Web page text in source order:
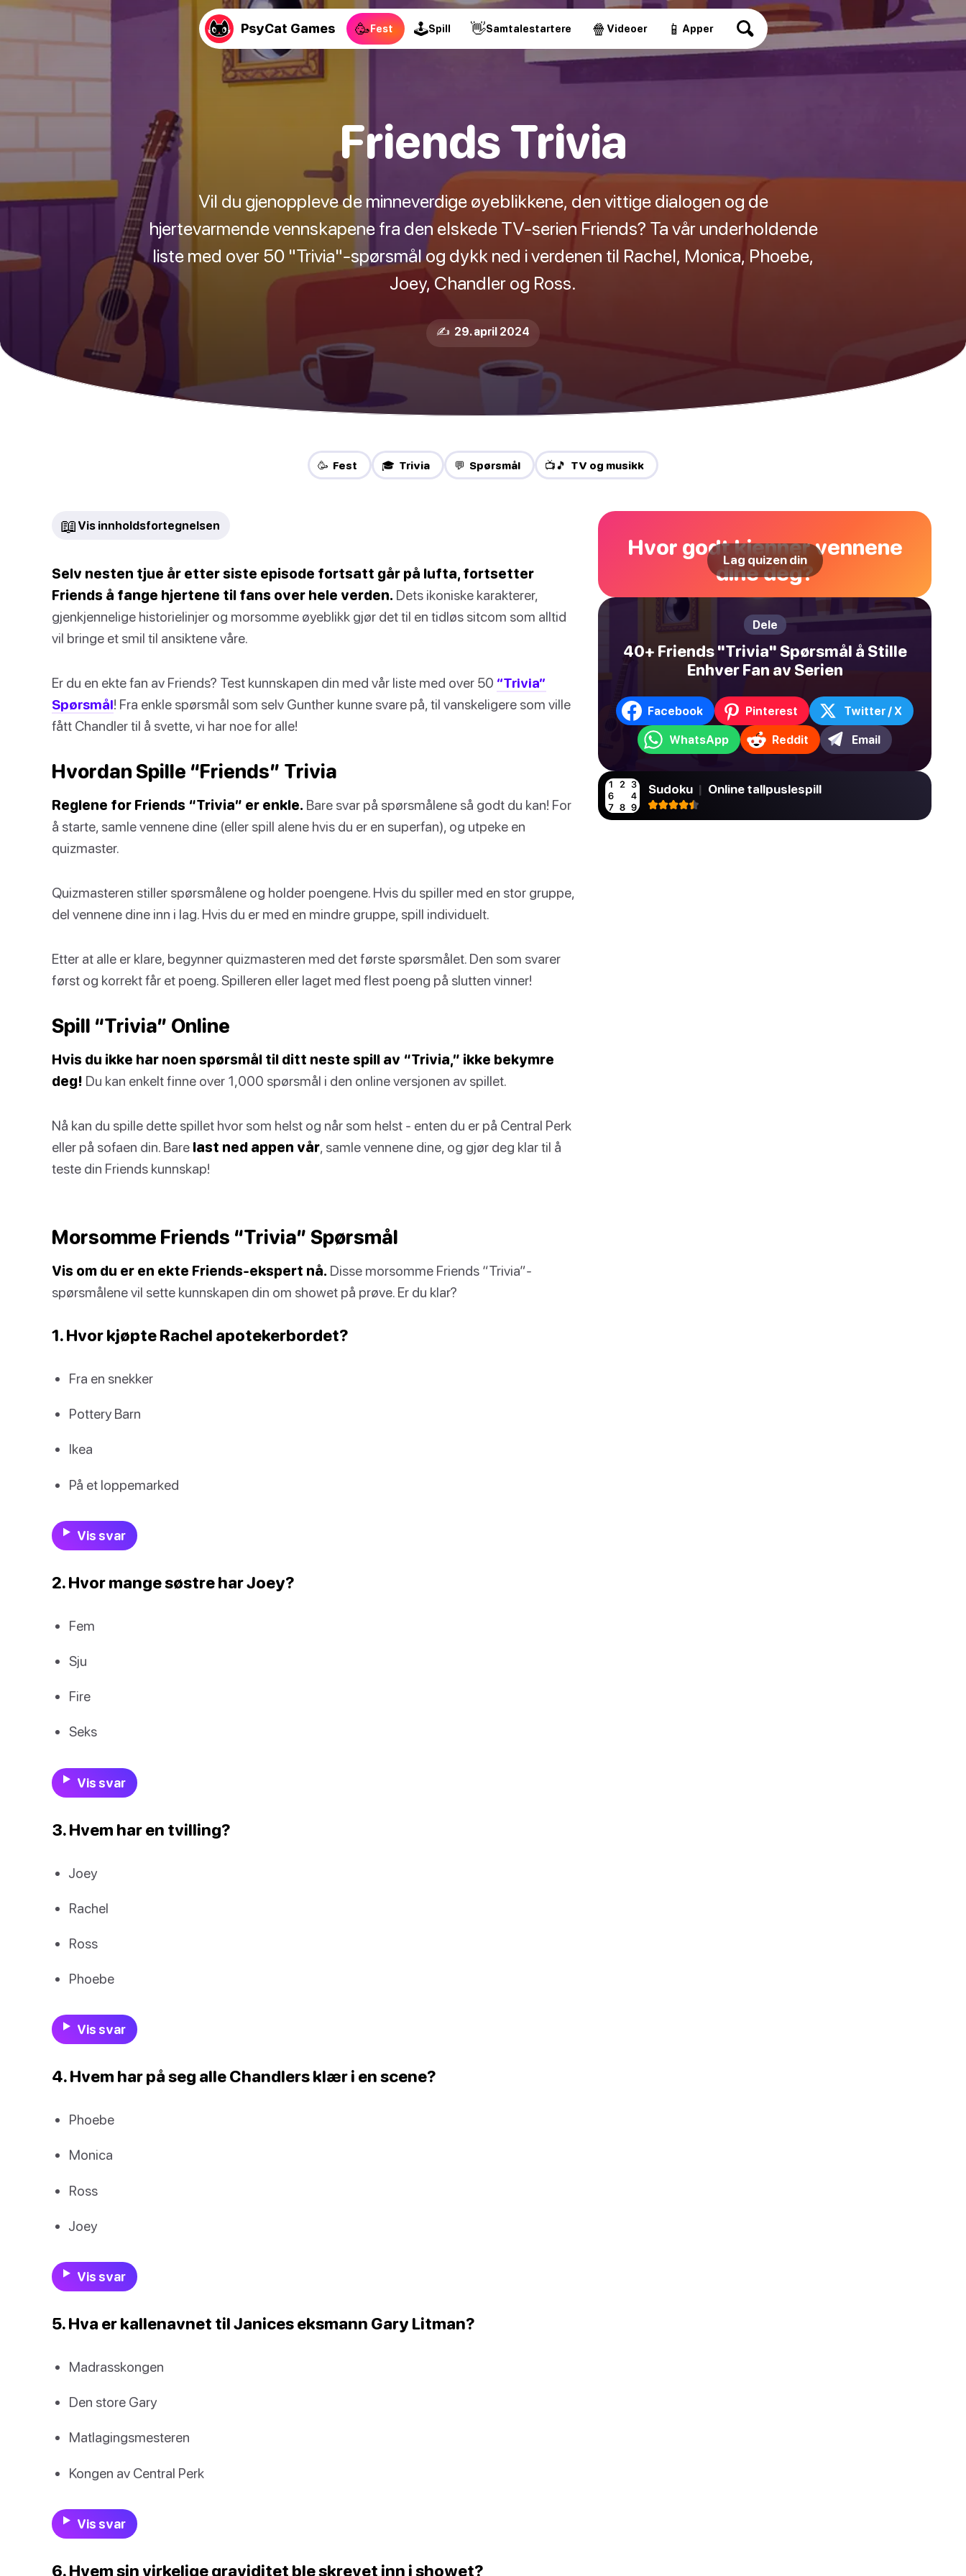
PsyCat Games 🥳Fest 🕹Spill 👋Samtalestartere 🍿 Videoer 📱 Apper
Friends Trivia
Vil du gjenoppleve de minneverdige øyeblikkene, den vittige dialogen og de
hjertevarmende vennskapene fra den elskede TV-serien Friends? Ta vår underholdende
liste med over 50 "Trivia"-spørsmål og dykk ned i verdenen til Rachel, Monica, Phoebe,
Joey, Chandler og Ross.
✍️ 29. april 2024
🥳 Fest 🎓 Trivia 💬 Spørsmål 📺🎵 TV og musikk
📖 Vis innholdsfortegnelsen
Selv nesten tjue år etter siste episode fortsatt går på lufta, fortsetter
Friends å fange hjertene til fans over hele verden. Dets ikoniske karakterer,
gjenkjennelige historielinjer og morsomme øyeblikk gjør det til en tidløs sitcom som alltid
vil bringe et smil til ansiktene våre.
Er du en ekte fan av Friends? Test kunnskapen din med vår liste med over 50 “Trivia”
Spørsmål! Fra enkle spørsmål som selv Gunther kunne svare på, til vanskeligere som ville
fått Chandler til å svette, vi har noe for alle!
Hvordan Spille “Friends” Trivia
Reglene for Friends “Trivia” er enkle. Bare svar på spørsmålene så godt du kan! For
å starte, samle vennene dine (eller spill alene hvis du er en superfan), og utpeke en
quizmaster.
Quizmasteren stiller spørsmålene og holder poengene. Hvis du spiller med en stor gruppe,
del vennene dine inn i lag. Hvis du er med en mindre gruppe, spill individuelt.
Etter at alle er klare, begynner quizmasteren med det første spørsmålet. Den som svarer
først og korrekt får et poeng. Spilleren eller laget med flest poeng på slutten vinner!
Spill “Trivia” Online
Hvis du ikke har noen spørsmål til ditt neste spill av “Trivia,” ikke bekymre
deg! Du kan enkelt finne over 1,000 spørsmål i den online versjonen av spillet.
Nå kan du spille dette spillet hvor som helst og når som helst - enten du er på Central Perk
eller på sofaen din. Bare last ned appen vår, samle vennene dine, og gjør deg klar til å
teste din Friends kunnskap!
Morsomme Friends “Trivia” Spørsmål
Vis om du er en ekte Friends-ekspert nå. Disse morsomme Friends “Trivia”-
spørsmålene vil sette kunnskapen din om showet på prøve. Er du klar?
1. Hvor kjøpte Rachel apotekerbordet?
Fra en snekker
Pottery Barn
Ikea
På et loppemarked
Vis svar
2. Hvor mange søstre har Joey?
Fem
Sju
Fire
Seks
Vis svar
3. Hvem har en tvilling?
Joey
Rachel
Ross
Phoebe
Vis svar
4. Hvem har på seg alle Chandlers klær i en scene?
Phoebe
Monica
Ross
Joey
Vis svar
5. Hva er kallenavnet til Janices eksmann Gary Litman?
Madrasskongen
Den store Gary
Matlagingsmesteren
Kongen av Central Perk
Vis svar
6. Hvem sin virkelige graviditet ble skrevet inn i showet?
Hvor godt kjenner vennene
dine deg?
Lag quizen din
Dele
40+ Friends "Trivia" Spørsmål å Stille
Enhver Fan av Serien
Facebook Pinterest Twitter / X
WhatsApp Reddit Email
Sudoku | Online tallpuslespill